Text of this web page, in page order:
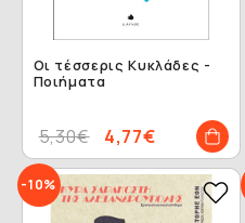
Οι τέσσερις Κυκλάδες -
Ποιήματα
4,77€
5,30€
-10%